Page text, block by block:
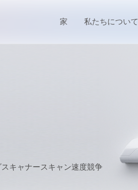
家 私たちについて
キャナースキャン速度競争